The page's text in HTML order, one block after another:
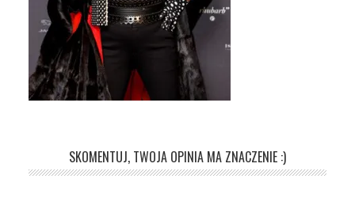
SKOMENTUJ, TWOJA OPINIA MA ZNACZENIE :)